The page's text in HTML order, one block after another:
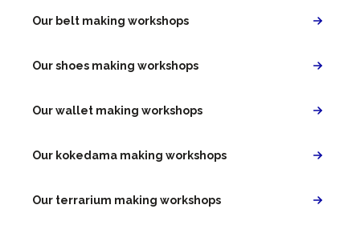
Our belt making workshops
Our shoes making workshops
Our wallet making workshops
Our kokedama making workshops
Our terrarium making workshops